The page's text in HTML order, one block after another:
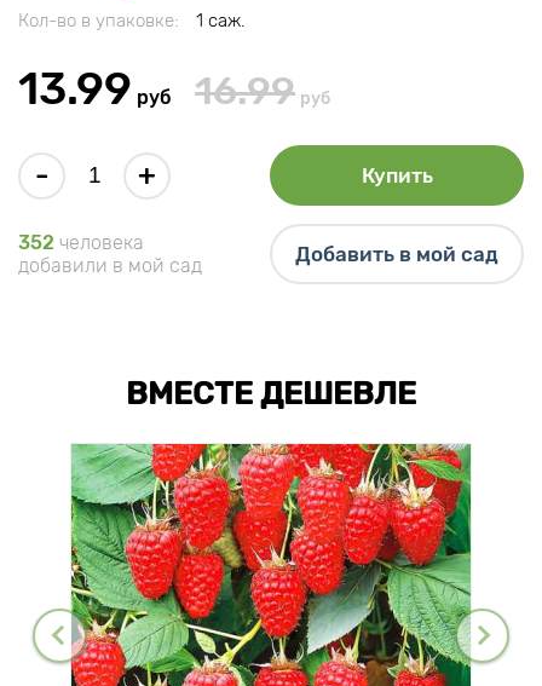
Кол-во в упаковке:
1 саж.
13.99 руб 16.99 руб
- + Купить
352 человека
добавили в мой сад
Добавить в мой сад
ВМЕСТЕ ДЕШЕВЛЕ